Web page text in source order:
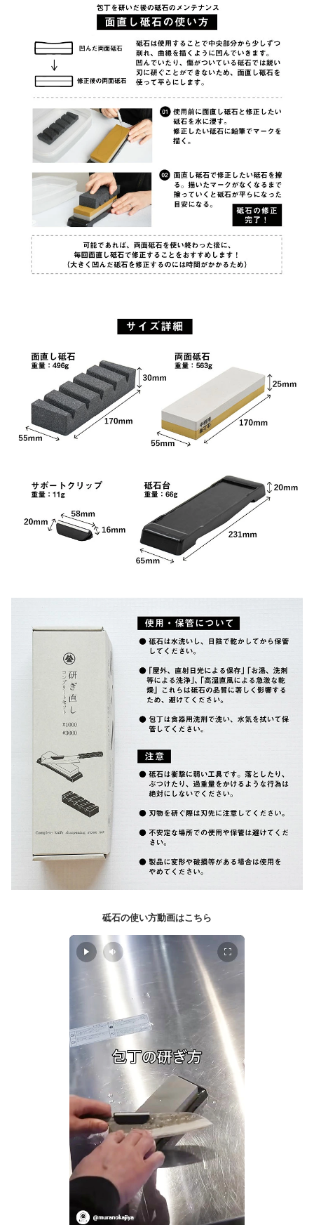
砥石の使い方動画はこちら